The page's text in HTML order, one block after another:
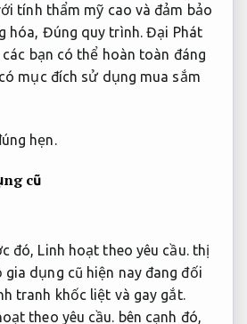
tính thẩm mỹ cao và đảm bảo
hóa, Đúng quy trình. Đại Phát
bạn có thể hoàn toàn đáng
mục đích sử dụng mua sắm
hẹn.
cũ
đó, Linh hoạt theo yêu cầu.thị
dụng cũ hiện nay đang đối
tranh khốc liệt và gay gắt.
theo yêu cầu. bên cạnh đó,